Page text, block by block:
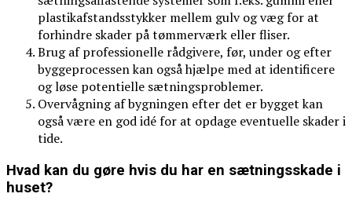
plastikafstandsstykker mellem gulv og væg for at
forhindre skader på tømmerværk eller fliser.
Brug af professionelle rådgivere, før, under og efter
byggeprocessen kan også hjælpe med at identificere
og løse potentielle sætningsproblemer.
Overvågning af bygningen efter det er bygget kan
også være en god idé for at opdage eventuelle skader i
tide.
Hvad kan du gøre hvis du har en sætningsskade i
huset?